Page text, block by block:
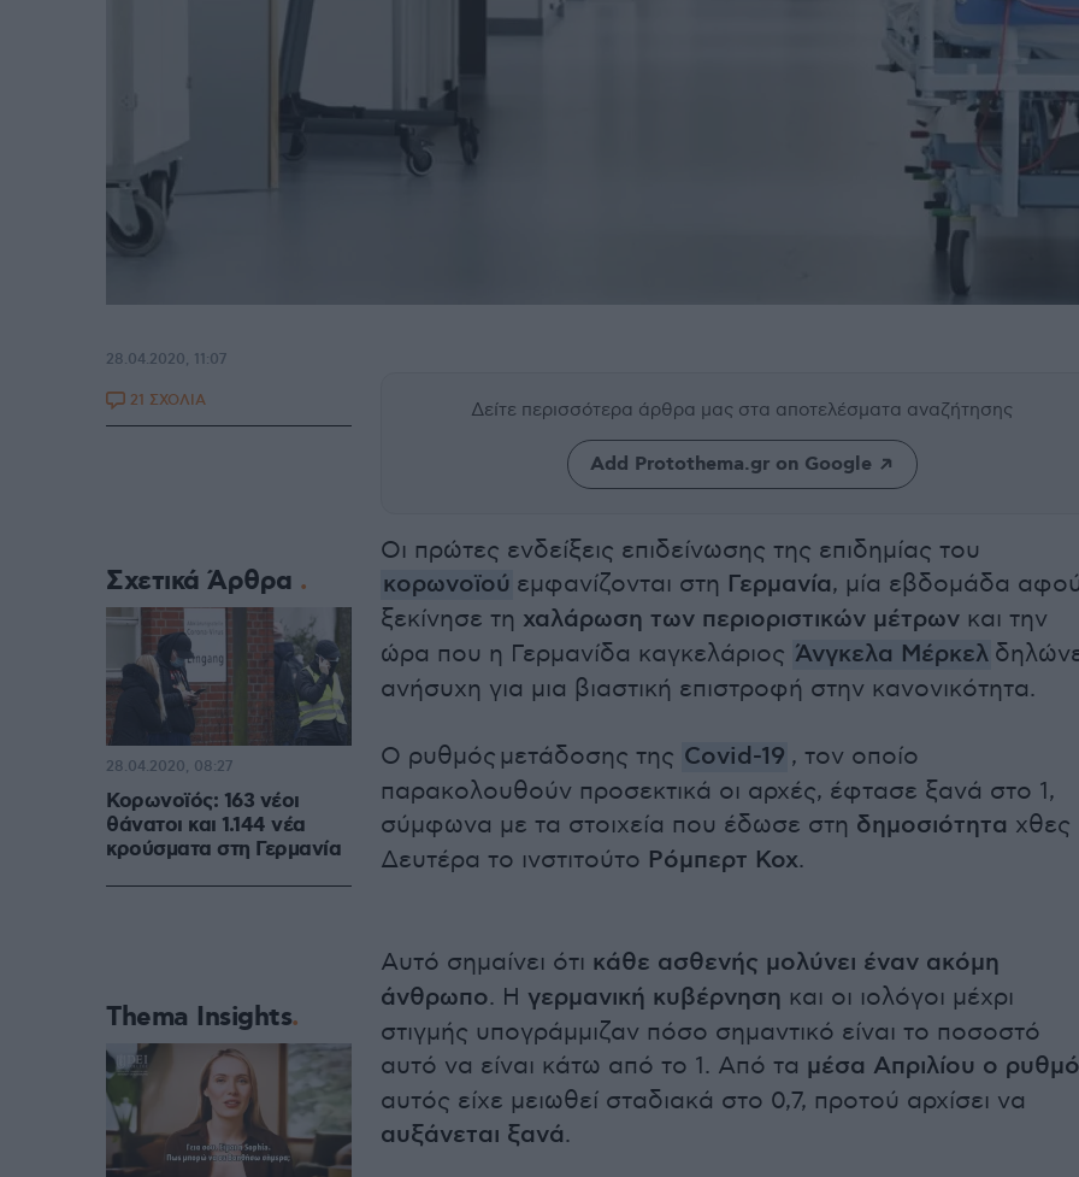
Δείτε περισσότερα άρθρα μας στα αποτελέσματα αναζήτησης
Add Protothema.gr on Google
Οι πρώτες ενδείξεις επιδείνωσης της επιδημίας του
κορωνοϊού εμφανίζονται στη Γερμανία, μία εβδομάδα
ξεκίνησε τη χαλάρωση των περιοριστικών μέτρων και την
ώρα που η Γερμανίδα καγκελάριος Άνγκελα Μέρκελ
ανήσυχη για μια βιαστική επιστροφή στην κανονικότητα.
Ο ρυθμός μετάδοσης της Covid-19 , τον οποίο
παρακολουθούν προσεκτικά οι αρχές, έφτασε ξανά στο 1,
σύμφωνα με τα στοιχεία που έδωσε στη δημοσιότητα χθες
Δευτέρα το ινστιτούτο Ρόμπερτ Κοχ.
Αυτό σημαίνει ότι κάθε ασθενής μολύνει έναν ακόμη
άνθρωπο. Η γερμανική κυβέρνηση και οι ιολόγοι μέχρι
στιγμής υπογράμμιζαν πόσο σημαντικό είναι το ποσοστό
αυτό να είναι κάτω από το 1. Από τα μέσα Απριλίου ο
αυτός είχε μειωθεί σταδιακά στο 0,7, προτού αρχίσει να
αυξάνεται ξανά.
28.04.2020, 11:07
21 ΣΧΟΛΙΑ
Σχετικά Άρθρα
Κορωνοϊός: 163 νέοι
θάνατοι και 1.144 νέα
κρούσματα στη Γερμανία
28.04.2020, 08:27
Thema Insights